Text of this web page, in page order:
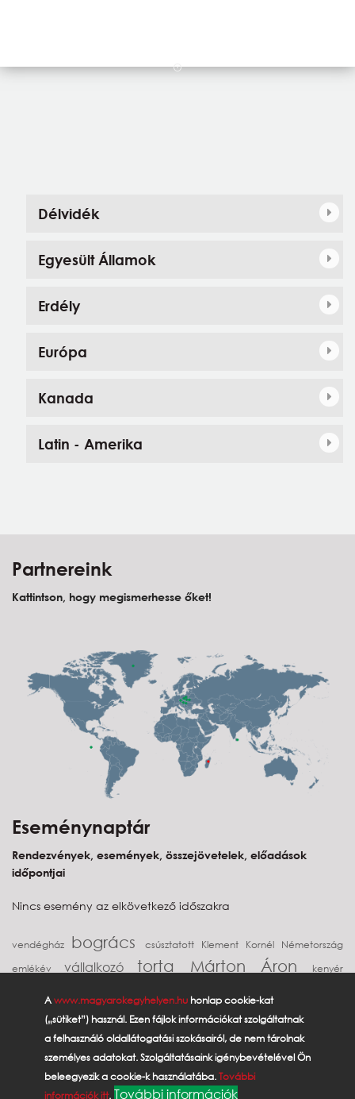
Délvidék
Egyesült Államok
Erdély
Európa
Kanada
Latin - Amerika
Partnereink
Kattintson, hogy megismerhesse őket!
Eseménynaptár
Rendezvények, események, összejövetelek, előadások
időpontjai
Nincs esemény az elkövetkező időszakra
vendégház bogrács csúsztatott Klement Kornél Németország
emlékévvállalkozó torta Márton Áron kenyér
Püspökemajorannás marhahúslecsóreceptPotápi
Árpád Jánoserdélyi püspökCuk Éva
közösségépítőkpalacsintainterjúErdélyUruguay
desszert
Awww.magyarokegyhelyen.hu honlap cookie-kat
(„sütiket”) használ. Ezen fájlok információkat szolgáltatnak
a felhasználó oldallátogatási szokásairól, de nem tárolnak
személyes adatokat. Szolgáltatásaink igénybevételével Ön
beleegyezik a cookie-k használatába.További
információk itt. További információk